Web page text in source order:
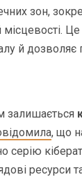
зон,
місцевості.
й дозволяє
, що
серію
ресурси